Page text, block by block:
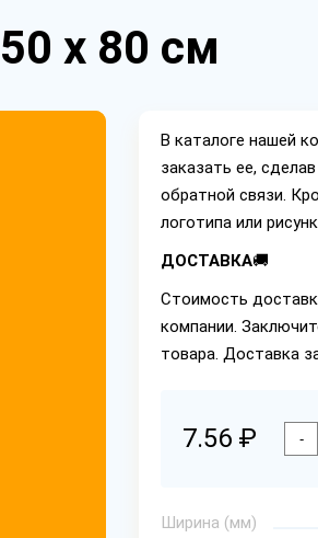
х 80 см
В каталоге нашей
заказать ее,
обратной связи.
логотипа или
ДОСТАВКА🚚
Стоимость
компании.
товара. Доставка
7.56 ₽ -
Ширина (мм)